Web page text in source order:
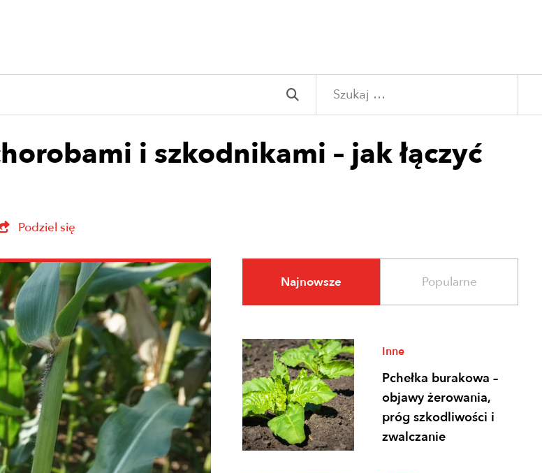
i szkodnikami – jak łączyć
Podziel się
Najnowsze Popularne
Inne
Pchełka burakowa –
objawy żerowania,
próg szkodliwości i
zwalczanie